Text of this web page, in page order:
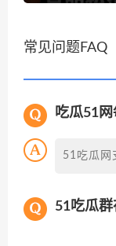
常见问题FAQ
吃瓜51网
51吃瓜网
51吃瓜群